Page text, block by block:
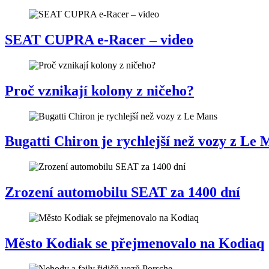
SEAT CUPRA e-Racer – video
Proč vznikají kolony z ničeho?
Bugatti Chiron je rychlejší než vozy z Le
Zrození automobilu SEAT za 1400 dní
Město Kodiak se přejmenovalo na Kodiaq